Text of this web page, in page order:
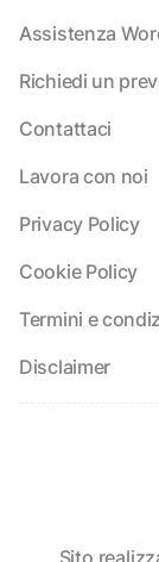
Assistenza
Richiedi un
Contattaci
Lavora con noi
Privacy Policy
Cookie Policy
Termini e
Disclaimer
Sito